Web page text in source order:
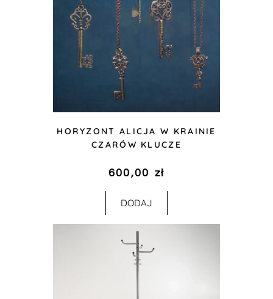
HORYZONT ALICJA W KRAINIE
CZARÓW KLUCZE
600,00 zł
DODAJ